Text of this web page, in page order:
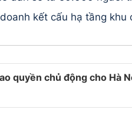
kết cấu hạ tầng khu
quyền chủ động cho Hà